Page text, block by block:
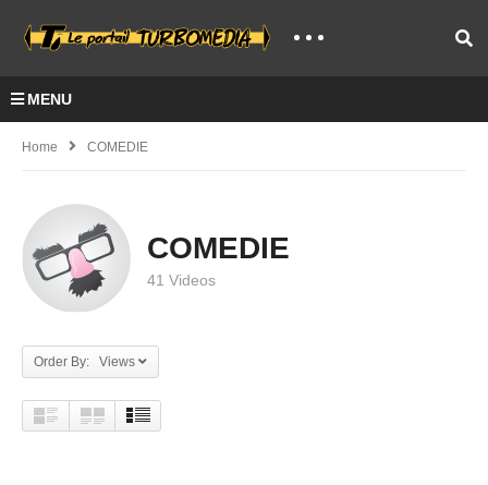
MENU
Home COMEDIE
COMEDIE
41 Videos
Order By: Views